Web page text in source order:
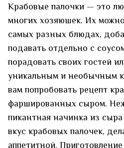
Крабовые палочки — это
многих хозяюшек. Их
самых разных блюдах,
подавать отдельно с
порадовать своих гостей
уникальным и необычным
вам попробовать рецепт
фаршированных сыром.
пикантная начинка из
вкус крабовых палочек,